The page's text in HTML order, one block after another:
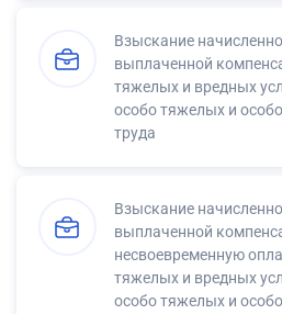
Взыскание
выплаченной
тяжелых и вредных
особо тяжелых и
труда
Взыскание
выплаченной
несвоевременную
тяжелых и вредных
особо тяжелых и